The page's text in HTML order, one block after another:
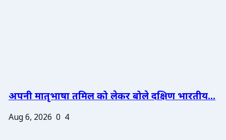
अपनी मातृभाषा तमिल को लेकर बोले दक्षिण भारतीय...
Aug 6, 2026 0 4